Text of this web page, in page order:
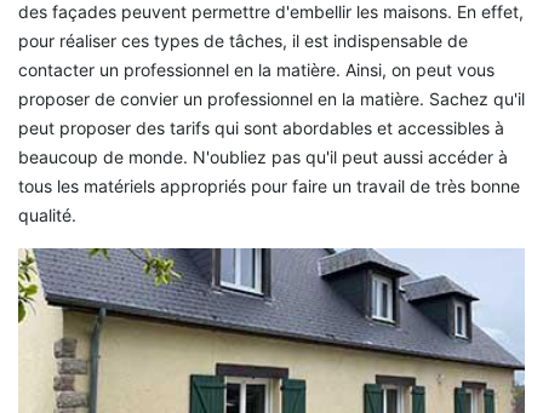
des façades peuvent permettre d'embellir les maisons. En effet,
pour réaliser ces types de tâches, il est indispensable de
contacter un professionnel en la matière. Ainsi, on peut vous
proposer de convier un professionnel en la matière. Sachez qu'il
peut proposer des tarifs qui sont abordables et accessibles à
beaucoup de monde. N'oubliez pas qu'il peut aussi accéder à
tous les matériels appropriés pour faire un travail de très bonne
qualité.